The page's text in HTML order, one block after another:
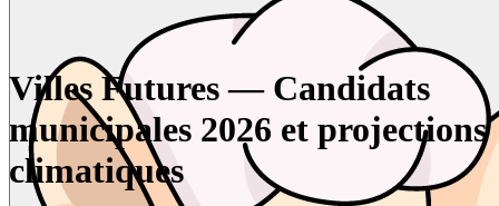
Villes Futures — Candidats
municipales 2026 et projections
climatiques